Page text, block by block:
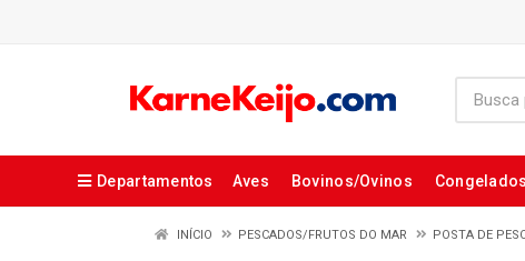
Departamentos Aves Bovinos/Ovinos Congelados
INÍCIO PESCADOS/FRUTOS DO MAR POSTA DE